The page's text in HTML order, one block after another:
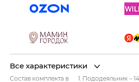
Все характеристики
Состав комплекта в
1. Пододеяльник –